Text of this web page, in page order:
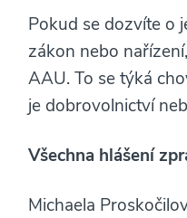
Pokud se dozvíte o
zákon nebo
AAU. To se týká
je dobrovolnictví
Všechna hlášení
Michaela